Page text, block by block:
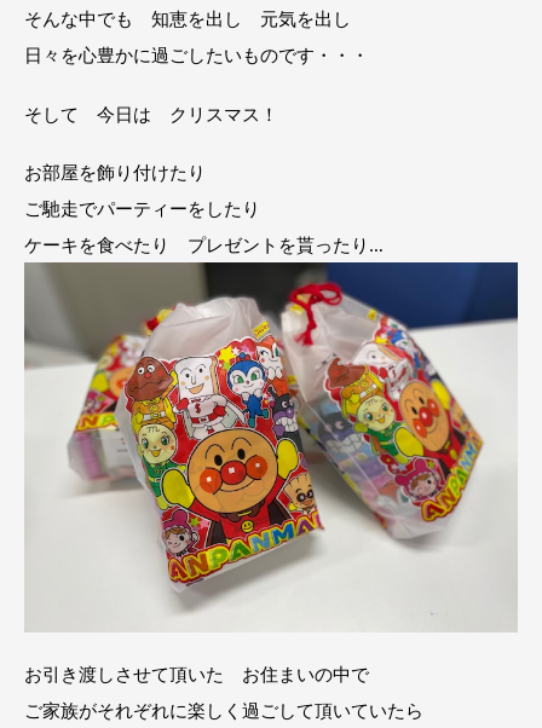
そんな中でも 知恵を出し 元気を出し
日々を心豊かに過ごしたいものです・・・
そして 今日は クリスマス！
お部屋を飾り付けたり
ご馳走でパーティーをしたり
ケーキを食べたり プレゼントを貰ったり…
お引き渡しさせて頂いた お住まいの中で
ご家族がそれぞれに楽しく過ごして頂いていたら